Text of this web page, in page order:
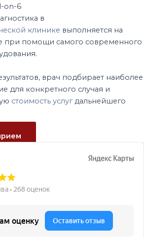
в
клинике выполняется на
при помощи самого современного
врач подбирает наиболее
для конкретного случая и
стоимость услугдальнейшего